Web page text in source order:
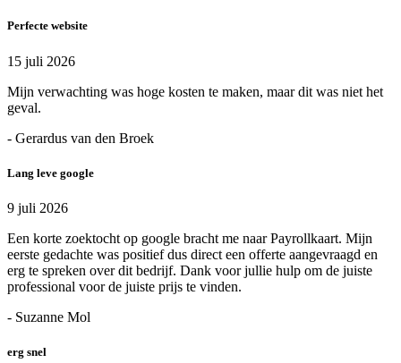
Perfecte website
15 juli 2026
Mijn verwachting was hoge kosten te maken, maar dit was niet het
geval.
- Gerardus van den Broek
Lang leve google
9 juli 2026
Een korte zoektocht op google bracht me naar Payrollkaart. Mijn
eerste gedachte was positief dus direct een offerte aangevraagd en
erg te spreken over dit bedrijf. Dank voor jullie hulp om de juiste
professional voor de juiste prijs te vinden.
- Suzanne Mol
erg snel